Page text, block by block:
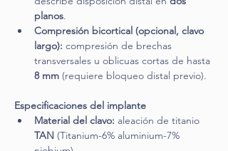
planos.
Compresión bicortical (opcional, clavo
largo): compresión de brechas
transversales u oblicuas cortas de hasta
8 mm (requiere bloqueo distal previo).
Especificaciones del implante
Material del clavo: aleación de titanio
TAN (Titanium-6% aluminium-7%